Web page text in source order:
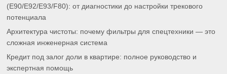
(E90/E92/E93/F80): от диагностики до настройки трекового
потенциала
Архитектура чистоты: почему фильтры для спецтехники — это
сложная инженерная система
Кредит под залог доли в квартире: полное руководство и
экспертная помощь